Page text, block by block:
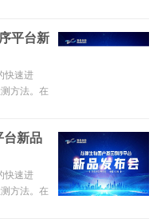
。新
提升临床疾
严媚博
平台新
快速进
方法。在
逐渐涉及
域，我们
益，也看
本、灵...
台新品
快速进
方法。在
逐渐涉及